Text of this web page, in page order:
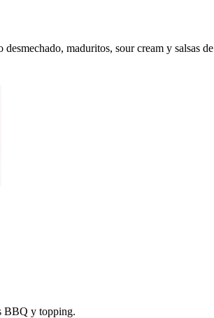
desmechado, maduritos, sour cream y salsas de
BBQ y topping.